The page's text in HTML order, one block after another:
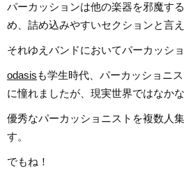
パーカッションは他の楽器を邪魔す
め、詰め込みやすいセクションと言え
それゆえバンドにおいてパーカッシ
odasisも学生時代、パーカッショニ
に憧れましたが、現実世界ではなか
優秀なパーカッショニストを複数人
す。
でもね！